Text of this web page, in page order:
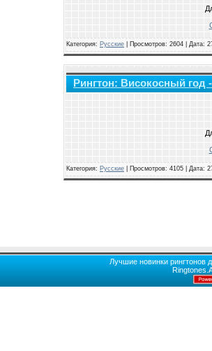
Категория: Русские Просмотров: 2604 | Дата:
Рингтон: Високосный год
Категория: Русские Просмотров: 4105 | Дата:
Лучшие новинки рингтонов